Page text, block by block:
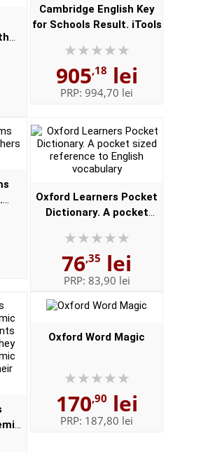
Cambridge English Key
for Schools Result. iTools
905,18 lei
PRP: 994,70 lei
Oxford Learners Pocket
Dictionary. A pocket
English vocabulary
76,35 lei
PRP: 83,90 lei
Oxford Word Magic
170,90 lei
PRP: 187,80 lei